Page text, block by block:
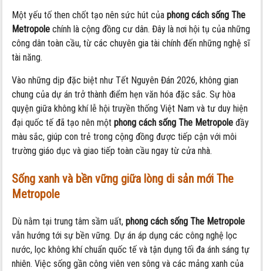
Một yếu tố then chốt tạo nên sức hút củaphong cách sống The
Metropole chính là cộng đồng cư dân. Đây là nơi hội tụ của những
công dân toàn cầu, từ các chuyên gia tài chính đến những nghệ sĩ
tài năng.
Vào những dịp đặc biệt như Tết Nguyên Đán 2026, không gian
chung của dự án trở thành điểm hẹn văn hóa đặc sắc. Sự hòa
quyện giữa không khí lễ hội truyền thống Việt Nam và tư duy hiện
đại quốc tế đã tạo nên mộtphong cách sống The Metropole đầy
màu sắc, giúp con trẻ trong cộng đồng được tiếp cận với môi
trường giáo dục và giao tiếp toàn cầu ngay từ cửa nhà.
Sống xanh và bền vững giữa lòng di sản mớiThe
Metropole
Dù nằm tại trung tâm sầm uất,phong cách sống The Metropole
vẫn hướng tới sự bền vững. Dự án áp dụng các công nghệ lọc
nước, lọc không khí chuẩn quốc tế và tận dụng tối đa ánh sáng tự
nhiên. Việc sống gần công viên ven sông và các mảng xanh của